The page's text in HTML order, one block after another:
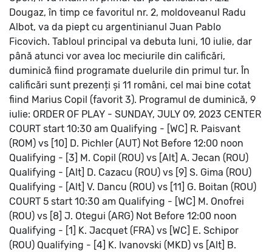
Dougaz, în timp ce favoritul nr. 2, moldoveanul Radu
Albot, va da piept cu argentinianul Juan Pablo
Ficovich. Tabloul principal va debuta luni, 10 iulie, dar
până atunci vor avea loc meciurile din calificări,
duminică fiind programate duelurile din primul tur. În
calificări sunt prezenți și 11 români, cel mai bine cotat
fiind Marius Copil (favorit 3). Programul de duminică, 9
iulie: ORDER OF PLAY - SUNDAY, JULY 09, 2023 CENTER
COURT start 10:30 am Qualifying - [WC] R. Paisvant
(ROM) vs [10] D. Pichler (AUT) Not Before 12:00 noon
Qualifying - [3] M. Copil (ROU) vs [Alt] A. Jecan (ROU)
Qualifying - [Alt] D. Cazacu (ROU) vs [9] S. Gima (ROU)
Qualifying - [Alt] V. Dancu (ROU) vs [11] G. Boitan (ROU)
COURT 5 start 10:30 am Qualifying - [WC] M. Onofrei
(ROU) vs [8] J. Otegui (ARG) Not Before 12:00 noon
Qualifying - [1] K. Jacquet (FRA) vs [WC] E. Schipor
(ROU) Qualifying - [4] K. Ivanovski (MKD) vs [Alt] B.